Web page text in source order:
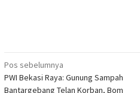
Navigasi
pos
Pos sebelumnya
PWI Bekasi Raya: Gunung Sampah
Bantargebang Telan Korban, Bom